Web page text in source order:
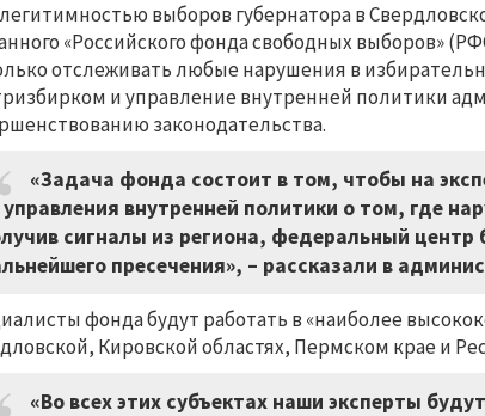
выборов губернатора в
«Российского фонда свободных выборов»
отслеживать любые нарушения в
и управление внутренней политики
законодательства.
«Задача фонда состоит в том, чтобы на
управления внутренней политики о том, где
сигналы из региона, федеральный центр
пресечения», – рассказали в
фонда будут работать в «наиболее
Кировской областях, Пермском крае и
«Во всех этих субъектах наши эксперты